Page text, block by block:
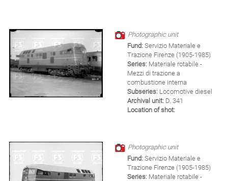
Photographic unit
Fund: Servizio Materiale e
Trazione Firenze (1905-1985)
Series: Materiale rotabile -
Mezzi di trazione a
combustione interna
Subseries: Locomotive diesel
Archival unit: D. 341
Location of shot:
Photographic unit
Fund: Servizio Materiale e
Trazione Firenze (1905-1985)
Series: Materiale rotabile -